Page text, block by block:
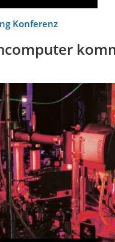
Konferenz